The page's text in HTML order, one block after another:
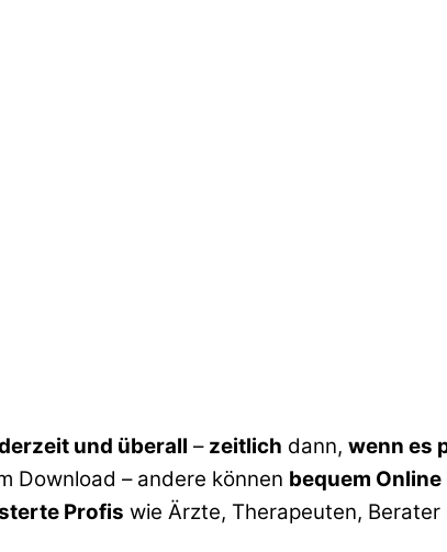
und überall – zeitlich dann, wenn es
Download – andere können bequem
Profis wie Ärzte, Therapeuten, Berater